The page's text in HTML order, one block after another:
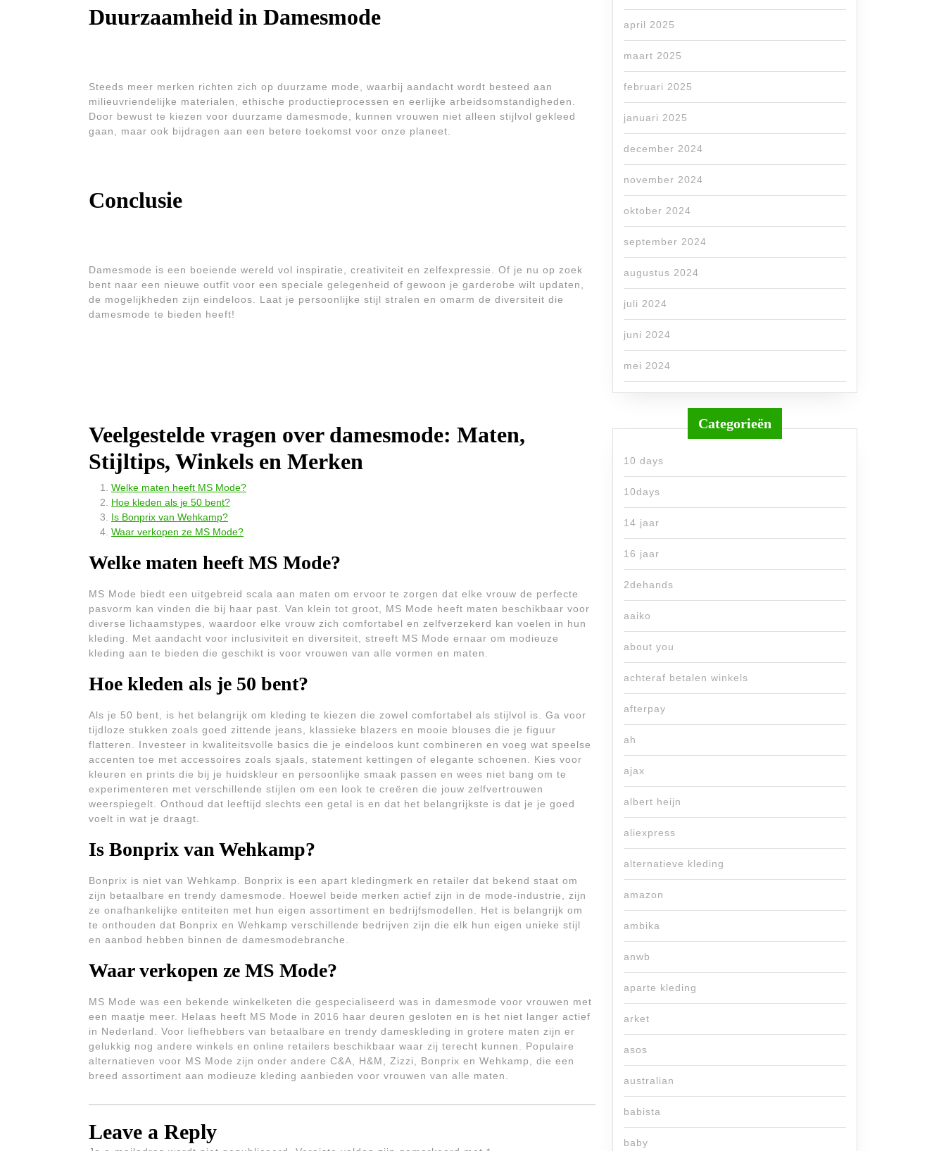
Duurzaamheid in Damesmode
Steeds meer merken richten zich op duurzame mode, waarbij aandacht wordt besteed aan
milieuvriendelijke materialen, ethische productieprocessen en eerlijke arbeidsomstandigheden.
Door bewust te kiezen voor duurzame damesmode, kunnen vrouwen niet alleen stijlvol gekleed
gaan, maar ook bijdragen aan een betere toekomst voor onze planeet.
Conclusie
Damesmode is een boeiende wereld vol inspiratie, creativiteit en zelfexpressie. Of je nu op zoek
bent naar een nieuwe outfit voor een speciale gelegenheid of gewoon je garderobe wilt updaten,
de mogelijkheden zijn eindeloos. Laat je persoonlijke stijl stralen en omarm de diversiteit die
damesmode te bieden heeft!
Veelgestelde vragen over damesmode: Maten,
Stijltips, Winkels en Merken
Welke maten heeft MS Mode?
Hoe kleden als je 50 bent?
Is Bonprix van Wehkamp?
Waar verkopen ze MS Mode?
Welke maten heeft MS Mode?
MS Mode biedt een uitgebreid scala aan maten om ervoor te zorgen dat elke vrouw de perfecte
pasvorm kan vinden die bij haar past. Van klein tot groot, MS Mode heeft maten beschikbaar voor
diverse lichaamstypes, waardoor elke vrouw zich comfortabel en zelfverzekerd kan voelen in hun
kleding. Met aandacht voor inclusiviteit en diversiteit, streeft MS Mode ernaar om modieuze
kleding aan te bieden die geschikt is voor vrouwen van alle vormen en maten.
Hoe kleden als je 50 bent?
Als je 50 bent, is het belangrijk om kleding te kiezen die zowel comfortabel als stijlvol is. Ga voor
tijdloze stukken zoals goed zittende jeans, klassieke blazers en mooie blouses die je figuur
flatteren. Investeer in kwaliteitsvolle basics die je eindeloos kunt combineren en voeg wat speelse
accenten toe met accessoires zoals sjaals, statement kettingen of elegante schoenen. Kies voor
kleuren en prints die bij je huidskleur en persoonlijke smaak passen en wees niet bang om te
experimenteren met verschillende stijlen om een look te creëren die jouw zelfvertrouwen
weerspiegelt. Onthoud dat leeftijd slechts een getal is en dat het belangrijkste is dat je je goed
voelt in wat je draagt.
Is Bonprix van Wehkamp?
Bonprix is niet van Wehkamp. Bonprix is een apart kledingmerk en retailer dat bekend staat om
zijn betaalbare en trendy damesmode. Hoewel beide merken actief zijn in de mode-industrie, zijn
ze onafhankelijke entiteiten met hun eigen assortiment en bedrijfsmodellen. Het is belangrijk om
te onthouden dat Bonprix en Wehkamp verschillende bedrijven zijn die elk hun eigen unieke stijl
en aanbod hebben binnen de damesmodebranche.
Waar verkopen ze MS Mode?
MS Mode was een bekende winkelketen die gespecialiseerd was in damesmode voor vrouwen met
een maatje meer. Helaas heeft MS Mode in 2016 haar deuren gesloten en is het niet langer actief
in Nederland. Voor liefhebbers van betaalbare en trendy dameskleding in grotere maten zijn er
gelukkig nog andere winkels en online retailers beschikbaar waar zij terecht kunnen. Populaire
alternatieven voor MS Mode zijn onder andere C&A, H&M, Zizzi, Bonprix en Wehkamp, die een
breed assortiment aan modieuze kleding aanbieden voor vrouwen van alle maten.
Leave a Reply
april 2025
maart 2025
februari 2025
januari 2025
december 2024
november 2024
oktober 2024
september 2024
augustus 2024
juli 2024
juni 2024
mei 2024
Categorieën
10 days
10days
14 jaar
16 jaar
2dehands
aaiko
about you
achteraf betalen winkels
afterpay
ah
ajax
albert heijn
aliexpress
alternatieve kleding
amazon
ambika
anwb
aparte kleding
arket
asos
australian
babista
baby